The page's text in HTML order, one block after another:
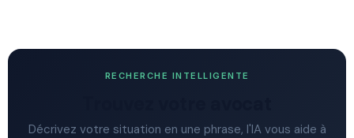
RECHERCHE INTELLIGENTE
Décrivez votre situation en une phrase, l'IA vous aide à